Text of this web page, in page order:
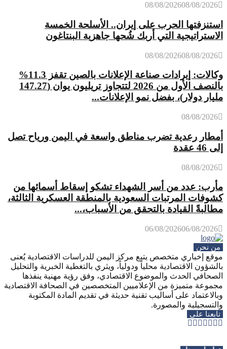
08/08/202608/08/2026
استنزفتها الحرب على إيران.. الأسلحة الخمسة
الاستراتيجية التي أربك شُحها جاهزية البنتاغون
08/08/202608/08/2026
وكالات: إيرادات صناعة الإعلانات بالصين تقفز 11.3%
بالنصف الأول من 2026 لتتجاوز تريليون يوان (147.27
مليار دولار)، بفضل نمو الإعلانات...
08/08/2026
أمطار رعدية تضرب مناطق واسعة في اليمن ورياح تصل
إلى 46 عقدة
08/08/2026
مأرب: عدد من أسر الشهداء تشكو إسقاط أسمائها من
كشوفات المرتبات السعودية بالمنطقة العسكرية الثالثة،
مطالبةً القيادة بالتحقق من الأسباب،...
06/08/202606/08/2026
من نحن
موقع إخباري متخصص يتبع مركز اليمن للدراسات الاقتصادية يُعنى
بالشؤون الاقتصادية محلياً ودولياً، ويثري بالتغطية الخبرية والتحليل
الصحافي الحدث والموضوع الاقتصادي، وفق رؤية مهنية ينفذها
مجموعة متميزة من الإعلاميين المتخصصين في الصحافة الاقتصادية
وبالاعتماد على أساليب تقنية حديثة في تقديم المادة المكتوبة
والتسجيلية والمصورة.
تابعنا على
Facebook
Twitter
Instagram
Youtube
Rss
Telegram
Whatsapp